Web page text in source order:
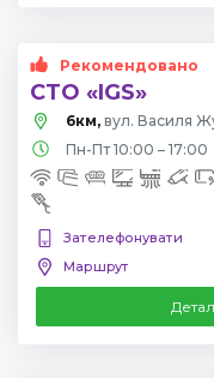
Рекомендовано
СТО «IGS»
6км, вул. Василя
Пн-Пт 10:00 – 17:00
Зателефонувати
Маршрут